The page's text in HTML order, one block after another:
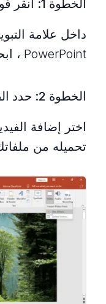
الخطوة 1: انقر فوق علامة التبويب إدراج ،
داخل علامة
PowerPoint ، ابحث عن الفيديو وانقر عليه
الخطوة 2: حدد الفيديو الخاص بك
اختر إضافة
تحميله من